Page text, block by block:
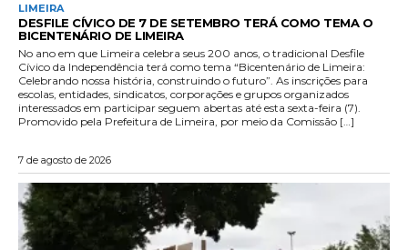
LIMEIRA
DESFILE CÍVICO DE 7 DE SETEMBRO TERÁ COMO TEMA O
BICENTENÁRIO DE LIMEIRA
No ano em que Limeira celebra seus 200 anos, o tradicional Desfile
Cívico da Independência terá como tema “Bicentenário de Limeira:
Celebrando nossa história, construindo o futuro”. As inscrições para
escolas, entidades, sindicatos, corporações e grupos organizados
interessados em participar seguem abertas até esta sexta-feira (7).
Promovido pela Prefeitura de Limeira, por meio da Comissão […]
7 de agosto de 2026